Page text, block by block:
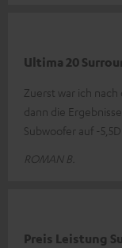
Ultima 20
Zuerst war ich
dann die
Subwoofer auf -
ROMAN B.
Preis Leistung